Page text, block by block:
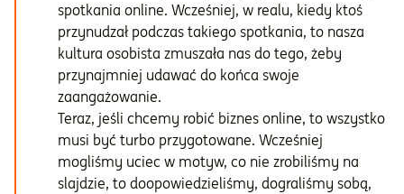
spotkania online. Wcześniej, w realu, kiedy ktoś
przynudzał podczas takiego spotkania, to nasza
kultura osobista zmuszała nas do tego, żeby
przynajmniej udawać do końca swoje
zaangażowanie.
Teraz, jeśli chcemy robić biznes online, to wszystko
musi być turbo przygotowane. Wcześniej
mogliśmy uciec w motyw, co nie zrobiliśmy na
slajdzie, to doopowiedzieliśmy, dograliśmy sobą,